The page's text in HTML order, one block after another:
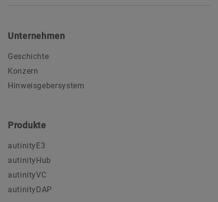
Unternehmen
Geschichte
Konzern
Hinweisgebersystem
Produkte
autinityE3
autinityHub
autinityVC
autinityDAP